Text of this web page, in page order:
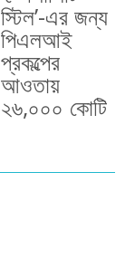
স্টিল’-এর জন্য
পিএলআই
প্রকল্পের
আওতায়
২৬,০০০ কোটি